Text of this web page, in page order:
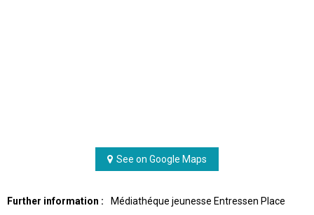
See on Google Maps
Further information : Médiathéque jeunesse Entressen Place